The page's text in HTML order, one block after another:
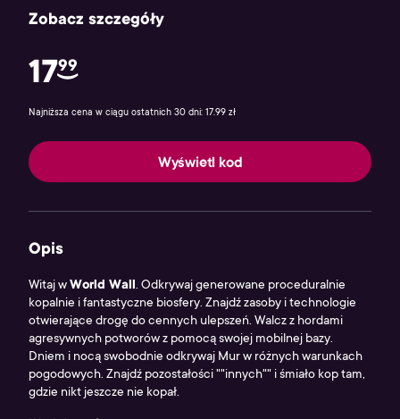
Zobacz szczegóły
1799
Najniższa cena w ciągu ostatnich 30 dni: 17.99 zł
Wyświetl kod
Opis
Witaj wWorld Wall. Odkrywaj generowane proceduralnie
kopalnie i fantastyczne biosfery. Znajdź zasoby i technologie
otwierające drogę do cennych ulepszeń. Walcz z hordami
agresywnych potworów z pomocą swojej mobilnej bazy.
Dniem i nocą swobodnie odkrywaj Mur w różnych warunkach
pogodowych. Znajdź pozostałości ""innych"" i śmiało kop tam,
gdzie nikt jeszcze nie kopał.